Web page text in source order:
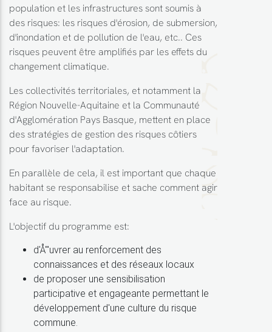
population et les infrastructures sont soumis à
des risques: les risques d'érosion, de submersion,
d'inondation et de pollution de l'eau, etc.. Ces
risques peuvent être amplifiés par les effets du
changement climatique.
Les collectivités territoriales, et notamment la
Région Nouvelle-Aquitaine et la Communauté
d'Agglomération Pays Basque, mettent en place
des stratégies de gestion des risques côtiers
pour favoriser l'adaptation.
En parallèle de cela, il est important que chaque
habitant se responsabilise et sache comment agir
face au risque.
L'objectif du programme est:
d'Å'"uvrer au renforcement des
connaissances et des réseaux locaux
de proposer une sensibilisation
participative et engageante permettant le
développement d'une culture du risque
commune.